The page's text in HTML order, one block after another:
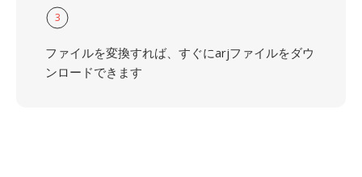
3
ファイルを変換すれば、すぐにarjファイルをダウ
ンロードできます